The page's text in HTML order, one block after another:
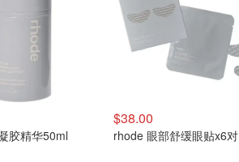
胶精华50ml
$38.00
rhode 眼部舒缓眼贴x6对